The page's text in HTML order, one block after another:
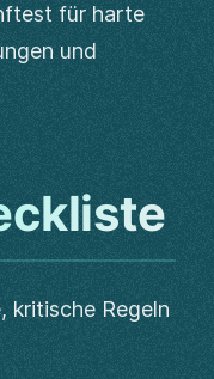
für harte
und
kritische Regeln